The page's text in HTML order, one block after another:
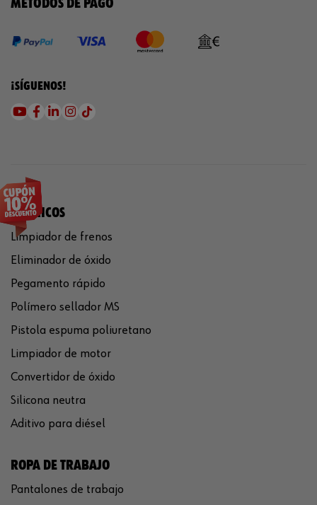
MÉTODOS DE PAGO
¡SÍGUENOS!
QUÍMICOS
Limpiador de frenos
Eliminador de óxido
Pegamento rápido
Polímero sellador MS
Pistola espuma poliuretano
Limpiador de motor
Convertidor de óxido
Silicona neutra
Aditivo para diésel
ROPA DE TRABAJO
Pantalones de trabajo